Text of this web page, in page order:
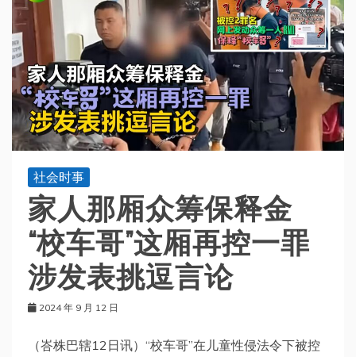
社会时事
家人那厢众筹保释金
“校车哥”这厢再控一罪
涉发表挑逗言论
2024 年 9 月 12 日
（峇株巴辖12日讯）“校车哥”在儿童性侵法令下被控